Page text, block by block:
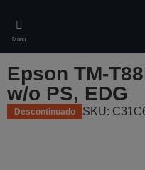
main
content
Menu
Epson TM-
w/o PS, EDG
Descontinuado SKU: